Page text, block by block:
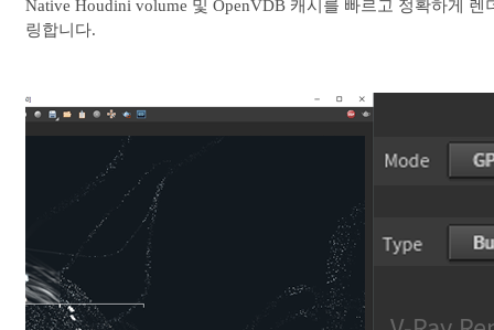
Native Houdini volume 및 OpenVDB 캐시를 빠르고 정확하게 렌
링합니다.